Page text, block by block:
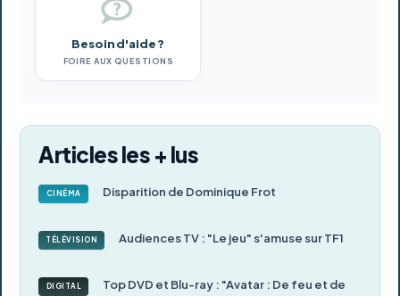
Besoin d'aide ?
FOIRE AUX QUESTIONS
Articles les + lus
CINÉMA Disparition de Dominique Frot
TÉLÉVISION Audiences TV : "Le jeu" s'amuse sur TF1
DIGITAL
Top DVD et Blu-ray : "Avatar : De feu et de